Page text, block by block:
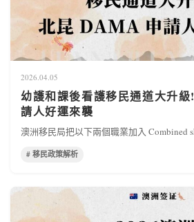
2026.04.05
幼護和課後看護移民通道大升
請人好運來襲
澳洲移民局把以下兩個職業加入 Combined
# 移民政策解析